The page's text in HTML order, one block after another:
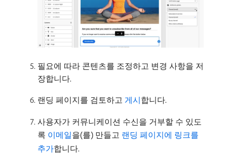
필요에 따라 콘텐츠를 조정하고 변경 사항을 저
장합니다.
랜딩 페이지를 검토하고 게시합니다.
사용자가 커뮤니케이션 수신을 거부할 수 있도
록 이메일을(를) 만들고 랜딩 페이지에 링크를
추가합니다.